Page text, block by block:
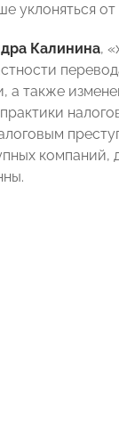
уклоняться от
Калинина,
а также